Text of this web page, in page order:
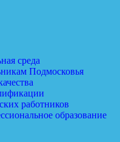
среда
Подмосковья
работников
образование